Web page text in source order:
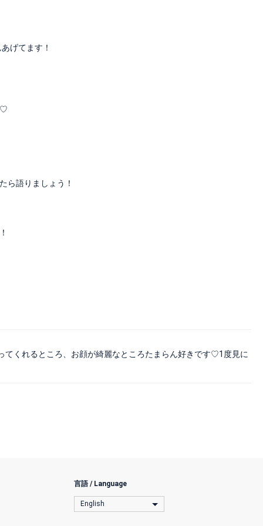
げてます！
♡
ら語りましょう！
てくれるところ、お顔が綺麗なところたまらん好きです♡1度見に
言語 / Language
English